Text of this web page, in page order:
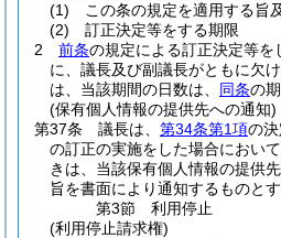
(1)
この条の規定を適用する旨
(2)
訂正決定等をする期限
2
前条の規定による訂正決定等を
に、議長及び副議長がともに欠
は、当該期間の日数は、 同条の
(保有個人情報の提供先への通知)
第37条
議長は、 第34条第1項の
の訂正の実施をした場合におい
きは、当該保有個人情報の提供
旨を書面により通知するものとす
第3節
利用停止
(利用停止請求権)